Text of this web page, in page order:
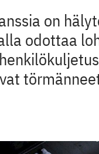
on
odottaa